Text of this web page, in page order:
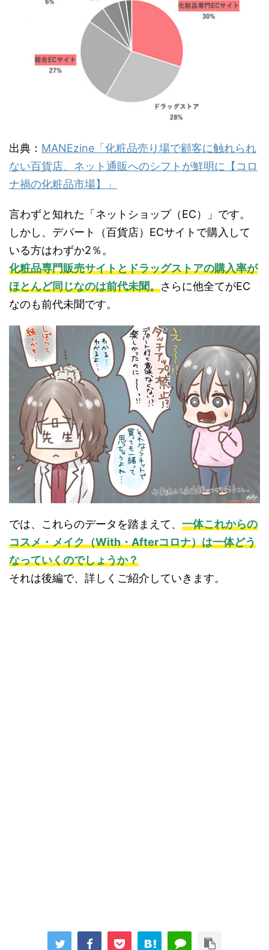
出典： MANEzine「化粧品売り場で顧客に触れられ
ない百貨店、ネット通販へのシフトが鮮明に【コロ
ナ禍の化粧品市場】」
言わずと知れた「ネットショップ（EC）」です。
しかし、デパート（百貨店）ECサイトで購入して
いる方はわずか2％。
化粧品専門販売サイトとドラッグストアの購入率が
ほとんど同じなのは前代未聞。さらに他全てがEC
なのも前代未聞です。
では、これらのデータを踏まえて、 一体これからの
コスメ・メイク（With・Afterコロナ）は一体どう
なっていくのでしょうか？
それは後編で、詳しくご紹介していきます。